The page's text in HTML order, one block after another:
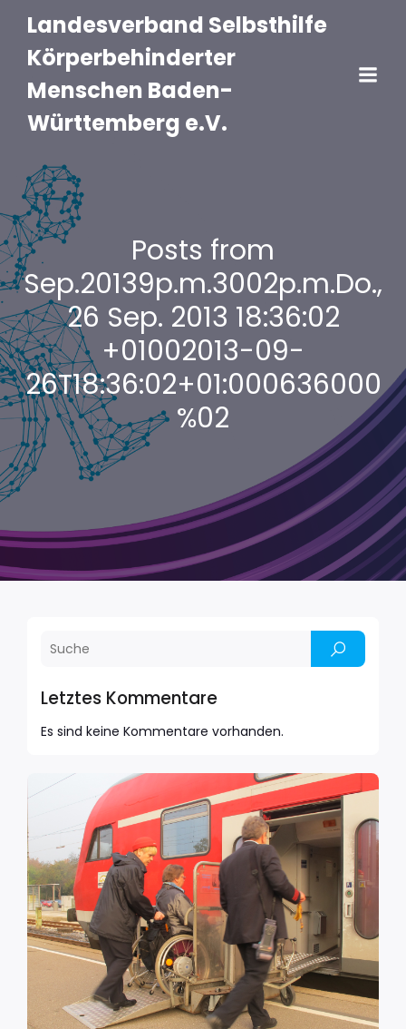
Landesverband Selbsthilfe
Körperbehinderter
Menschen Baden-
Württemberg e.V.
Posts from
Sep.20139p.m.3002p.m.Do.,
26 Sep. 2013 18:36:02
+01002013-09-
26T18:36:02+01:000636000
%02
Letztes Kommentare
Es sind keine Kommentare vorhanden.